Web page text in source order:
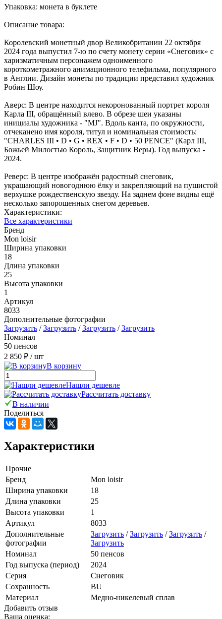
Упаковка: монета в буклете
Описание товара:
Королевский монетный двор Великобритании 22 октября
2024 года выпустил 7-ю по счету монету серии «Снеговик» с
харизматичным персонажем одноименного
короткометражного анимационного телефильма, популярного
в Англии. Дизайн монеты по традиции представил художник
Робин Шоу.
Аверс: В центре находится некоронованный портрет короля
Карла III, обращённый влево. В обрезе шеи указаны
инициалы художника - "MJ". Вдоль канта, по окружности,
отчеканено имя короля, титул и номинальная стоимость:
"CHARLES III • D • G • REX • F • D • 50 PENCE" (Карл III,
Божьей Милостью Король, Защитник Веры). Год выпуска -
2024.
Реверс: В центре изображён радостный снеговик,
украшающий новогоднюю ёлку и закрепляющий на пушистой
верхушке рождественскую звезду. На заднем фоне видны ещё
несколько запорошенных снегом деревьев.
Характеристики:
Все характеристики
Бренд
Mon loisir
Ширина упаковки
18
Длина упаковки
25
Высота упаковки
1
Артикул
8033
Дополнительные фотографии
Загрузить /Загрузить /Загрузить /Загрузить
Номинал
50 пенсов
2 850 ₽ / шт
В корзину
Нашли дешевле
Рассчитать доставку
В наличии
Поделиться
Характеристики
Прочие
Бренд
Mon loisir
Ширина упаковки
18
Длина упаковки
25
Высота упаковки
1
Артикул
8033
Дополнительные
фотографии
Загрузить /Загрузить /Загрузить /
Загрузить
Номинал
50 пенсов
Год выпуска (период)
2024
Серия
Снеговик
Сохранность
BU
Материал
Медно-никелевый сплав
Добавить отзыв
Ваша оценка: